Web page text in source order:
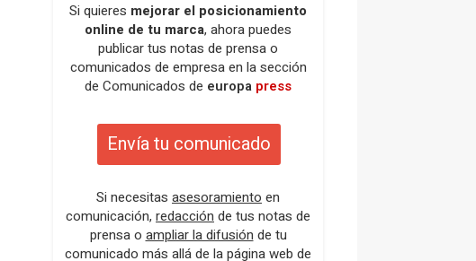
Si quieres mejorar el posicionamiento
online de tu marca, ahora puedes
publicar tus notas de prensa o
comunicados de empresa en la sección
de Comunicados de europa press
Envía tu comunicado
Si necesitas asesoramiento en
comunicación, redacción de tus notas de
prensa o ampliar la difusión de tu
comunicado más allá de la página web de